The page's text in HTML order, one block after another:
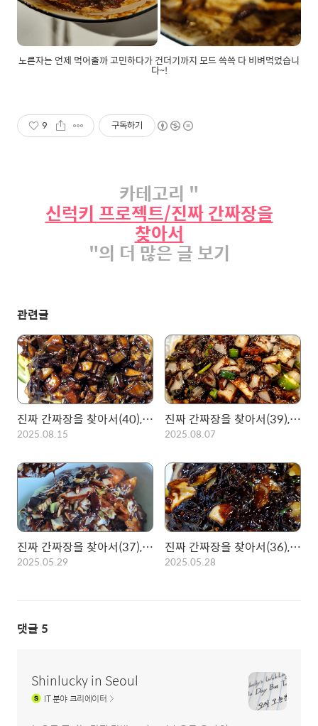
노른자는 언제 먹어줄까 고민하다가 건더기까지 모드 쓱쓱 다 비벼먹었습니
다~!
9 구독하기
카테고리 "
신럭키 프로젝트/진짜 간짜장을
찾아서
"의 더 많은 글 보기
관련글
진짜 간짜장을 찾아서(40), 성북구 노포 옛날중국집! 가성비의 간짜장
2025.08.15
진짜 간짜장을 찾아서(39), 외대앞 찐 노포 영화장의 고추삼선간짜장
2025.08.07
진짜 간짜장을 찾아서(37), 중구 태화루! 3시전에 가야 먹을 수 있는 노포
2025.05.29
진짜 간짜장을 찾아서(36), 종로 영화루! 고추간짜장의 탑 인정!
2025.05.28
댓글 5
Shinlucky in Seoul
IT분야 크리에이터